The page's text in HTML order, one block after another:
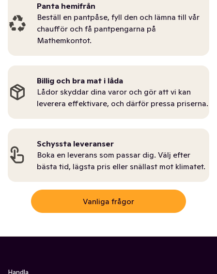
Panta hemifrån
Beställ en pantpåse, fyll den och lämna till vår
chaufför och få pantpengarna på
Mathemkontot.
Billig och bra mat i låda
Lådor skyddar dina varor och gör att vi kan
leverera effektivare, och därför pressa priserna.
Schyssta leveranser
Boka en leverans som passar dig. Välj efter
bästa tid, lägsta pris eller snällast mot klimatet.
Vanliga frågor
Handla